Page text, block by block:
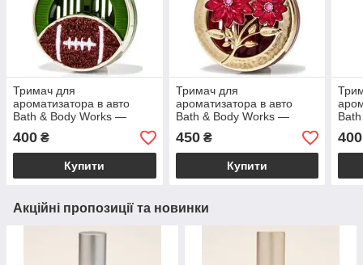
Тримач для
ароматизатора в авто
Bath & Body Works —
Football Car Fragrance
Holder
400 ₴
Купити
Тримач для
ароматизатора в авто
Bath & Body Works —
Floral Décor Car Fragrance
Holder
450₴
Купити
400
Акційні пропозиції та новинки